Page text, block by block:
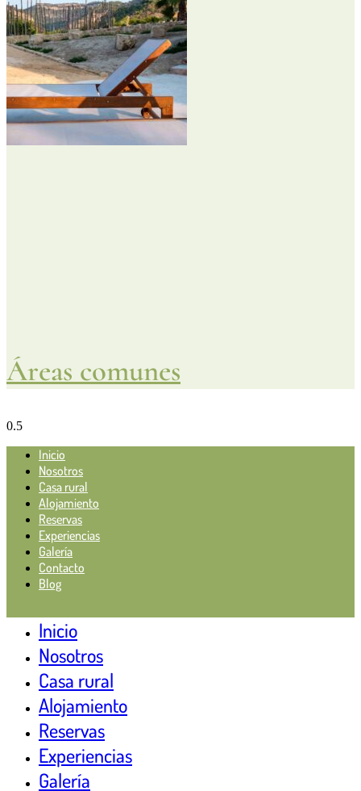
Áreas comunes
Inicio
Nosotros
Casa rural
Alojamiento
Reservas
Experiencias
Galería
Contacto
Blog
Inicio
Nosotros
Casa rural
Alojamiento
Reservas
Experiencias
Galería